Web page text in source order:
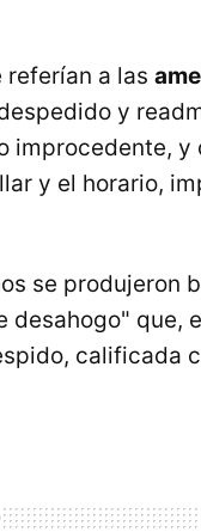
referían a las
y
improcedente, y
y el horario,
se produjeron
que,
calificada